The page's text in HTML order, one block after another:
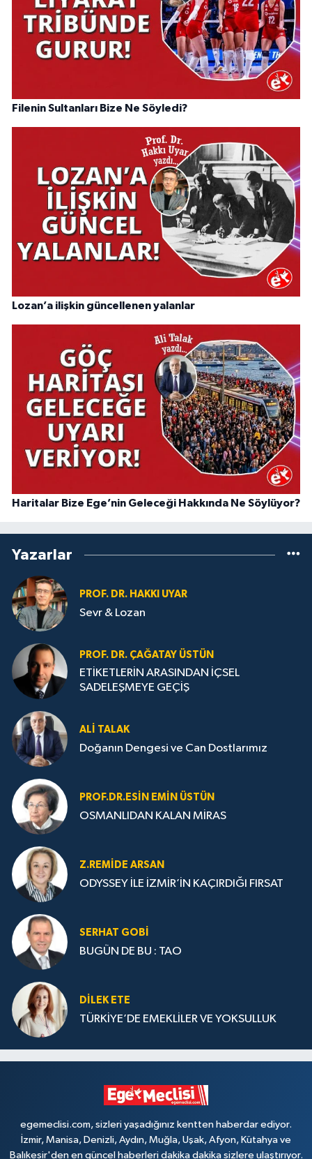
Filenin Sultanları Bize Ne Söyledi?
Lozan’a ilişkin güncellenen yalanlar
Haritalar Bize Ege’nin Geleceği Hakkında Ne Söylüyor?
Yazarlar
PROF. DR. HAKKI UYAR
Sevr & Lozan
PROF. DR. ÇAĞATAY ÜSTÜN
ETİKETLERİN ARASINDAN İÇSEL
SADELEŞMEYE GEÇİŞ
ALI TALAK
Doğanın Dengesi ve Can Dostlarımız
PROF.DR.ESIN EMIN ÜSTÜN
OSMANLIDAN KALAN MİRAS
Z.REMIDE ARSAN
ODYSSEY İLE İZMİR’İN KAÇIRDIĞI FIRSAT
SERHAT GOBİ
BUGÜN DE BU : TAO
DILEK ETE
TÜRKİYE’DE EMEKLİLER VE YOKSULLUK
egemeclisi.com, sizleri yaşadığınız kentten haberdar ediyor.
İzmir, Manisa, Denizli, Aydın, Muğla, Uşak, Afyon, Kütahya ve
Balıkesir'den en güncel haberleri dakika dakika sizlere ulaştırıyor.